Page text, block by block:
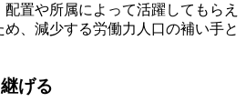
置や所属によって活躍してもらえ
、減少する労働力人口の補い手と
げる